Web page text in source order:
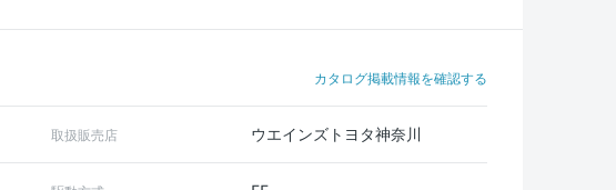
カタログ掲載情報を確認する
取扱販売店 ウエインズトヨタ神奈川